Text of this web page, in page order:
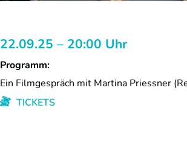
22.09.25 – 20:00 Uhr
Programm:
Ein Filmgespräch mit Martina Priessner
TICKETS